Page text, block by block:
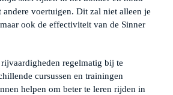
andere voertuigen. Dit zal niet alleen je
ook de effectiviteit van de Sinner
regelmatig bij te
cursussen en trainingen
helpen om beter te leren rijden in